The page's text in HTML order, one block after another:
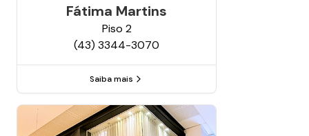
Fátima Martins
Piso 2
(43) 3344-3070
Saiba mais